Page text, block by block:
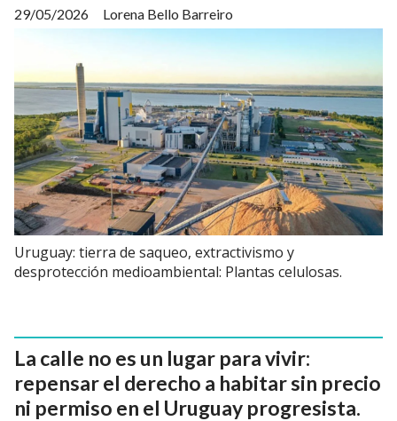
Lorena Bello Barreiro
29/05/2026
Uruguay: tierra de saqueo, extractivismo y
desprotección medioambiental: Plantas celulosas.
La calle no es un lugar para vivir:
repensar el derecho a habitar sin precio
ni permiso en el Uruguay progresista.